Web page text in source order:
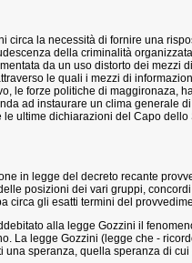
circa la necessità di fornire una
della criminalità
da un uso distorto dei mezzi
le quali i mezzi di
le forze politiche di maggironaza,
ad instaurare un clima generale
ultime dichiarazioni del Capo dello
in legge del decreto recante
posizioni dei vari gruppi,
circa gli esatti termini del
alla legge Gozzini il
La legge Gozzini (legge che -
speranza, quella speranza di